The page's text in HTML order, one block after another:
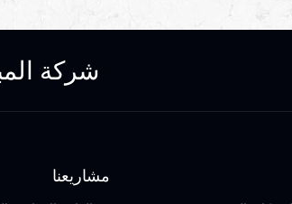
شركة
مشاريعنا